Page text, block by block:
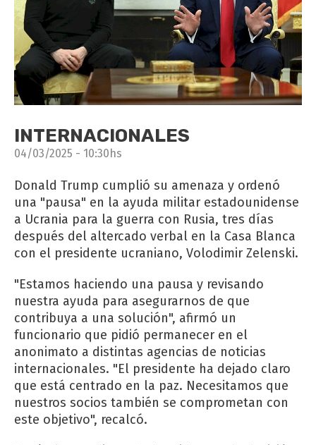
INTERNACIONALES
04/03/2025 - 10:30hs
Donald Trump cumplió su amenaza y ordenó
una "pausa" en la ayuda militar estadounidense
a Ucrania para la guerra con Rusia, tres días
después del altercado verbal en la Casa Blanca
con el presidente ucraniano, Volodimir Zelenski.
"Estamos haciendo una pausa y revisando
nuestra ayuda para asegurarnos de que
contribuya a una solución", afirmó un
funcionario que pidió permanecer en el
anonimato a distintas agencias de noticias
internacionales. "El presidente ha dejado claro
que está centrado en la paz. Necesitamos que
nuestros socios también se comprometan con
este objetivo", recalcó.